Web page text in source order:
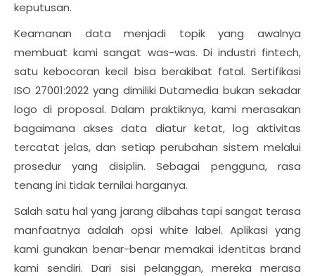
keputusan.
Keamanan data menjadi topik yang awalnya
membuat kami sangat was-was. Di industri fintech,
satu kebocoran kecil bisa berakibat fatal. Sertifikasi
ISO 27001:2022 yang dimiliki Dutamedia bukan sekadar
logo di proposal. Dalam praktiknya, kami merasakan
bagaimana akses data diatur ketat, log aktivitas
tercatat jelas, dan setiap perubahan sistem melalui
prosedur yang disiplin. Sebagai pengguna, rasa
tenang ini tidak ternilai harganya.
Salah satu hal yang jarang dibahas tapi sangat terasa
manfaatnya adalah opsi white label. Aplikasi yang
kami gunakan benar-benar memakai identitas brand
kami sendiri. Dari sisi pelanggan, mereka merasa